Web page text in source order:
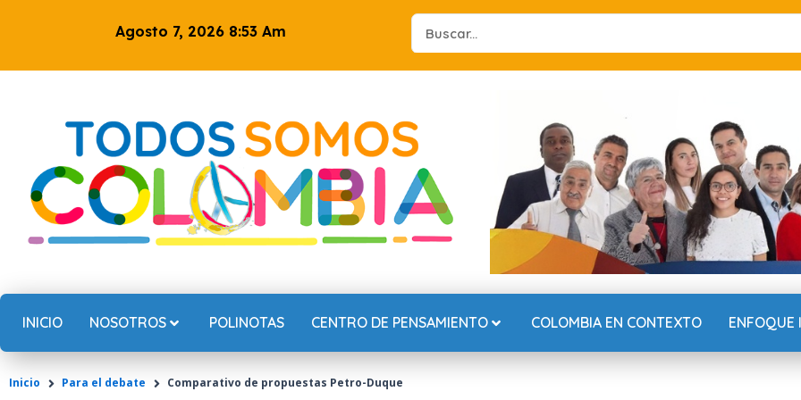
Agosto 7, 2026 8:53 Am
Search
...
INICIO NOSOTROS POLINOTAS CENTRO DE PENSAMIENTO COLOMBIA EN CONTEXTO ENFOQUE
Inicio Para el debate Comparativo de propuestas Petro-Duque